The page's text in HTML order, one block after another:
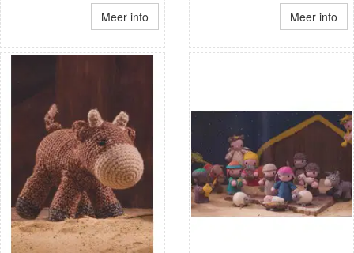
Meer info Meer info